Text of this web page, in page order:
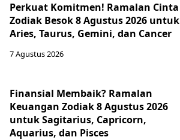
Perkuat Komitmen! Ramalan Cinta
Zodiak Besok 8 Agustus 2026 untuk
Aries, Taurus, Gemini, dan Cancer
7 Agustus 2026
Finansial Membaik? Ramalan
Keuangan Zodiak 8 Agustus 2026
untuk Sagitarius, Capricorn,
Aquarius, dan Pisces